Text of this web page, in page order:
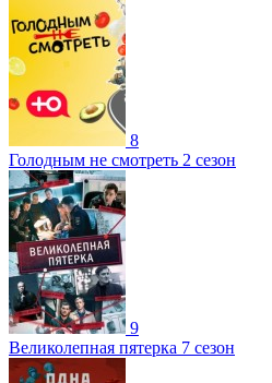
8
Голодным не смотреть 2 сезон
9
Великолепная пятерка 7 сезон